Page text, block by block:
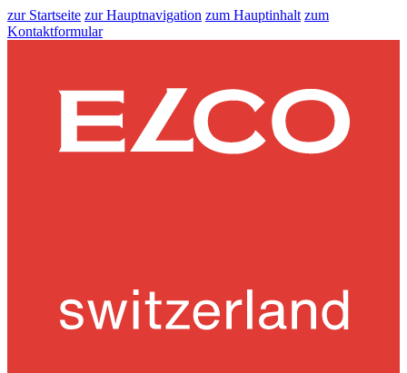
zur Startseite zur Hauptnavigation zum Hauptinhalt zum
Kontaktformular